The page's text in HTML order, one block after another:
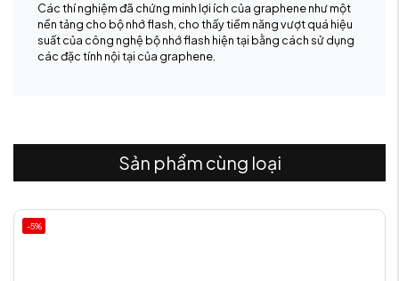
Các thí nghiệm đã chứng minh lợi ích của graphene như một
nền tảng cho bộ nhớ flash, cho thấy tiềm năng vượt quá hiệu
suất của công nghệ bộ nhớ flash hiện tại bằng cách sử dụng
các đặc tính nội tại của graphene.
Sản phẩm cùng loại
-5%